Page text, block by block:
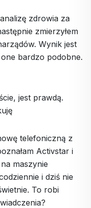
zdrowia za
zmierzyłem
Wynik jest
bardzo podobne.
jest prawdą.
telefoniczną z
Activstar i
maszynie
i dziś nie
To robi